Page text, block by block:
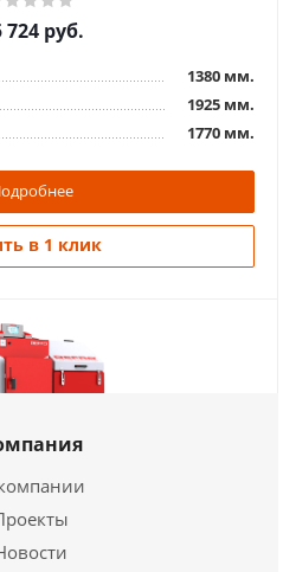
724 руб.
1380 мм.
1925 мм.
1770 мм.
в 1 клик
DEFRO KOMFORT EKO LUX
40квт